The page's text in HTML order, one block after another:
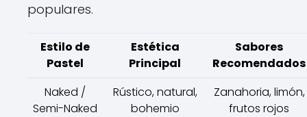
populares.
Estilo de
Pastel
Estética
Principal
Sabores
Recomendados
Naked /
Semi-Naked
Rústico, natural,
bohemio
Zanahoria, limón,
frutos rojos